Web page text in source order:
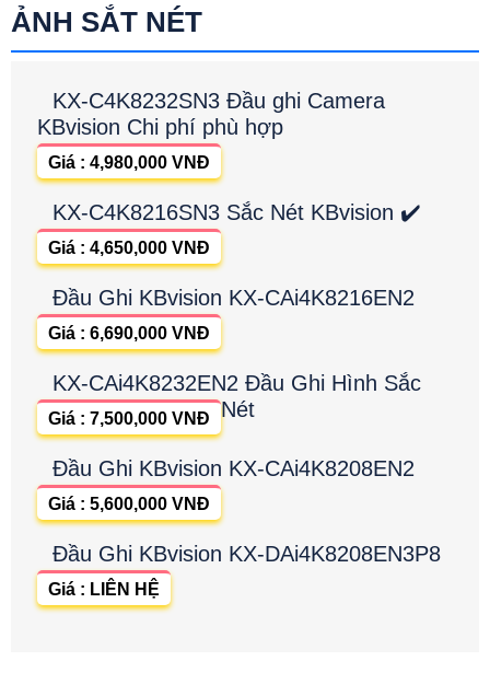
ẢNH SẮT NÉT
KX-C4K8232SN3 Đầu ghi Camera
KBvision Chi phí phù hợp
Giá : 4,980,000 VNĐ
KX-C4K8216SN3 Sắc Nét KBvision ✔️
Giá : 4,650,000 VNĐ
Đầu Ghi KBvision KX-CAi4K8216EN2
Giá : 6,690,000 VNĐ
KX-CAi4K8232EN2 Đầu Ghi Hình Sắc
Nét
Giá : 7,500,000 VNĐ
Đầu Ghi KBvision KX-CAi4K8208EN2
Giá : 5,600,000 VNĐ
Đầu Ghi KBvision KX-DAi4K8208EN3P8
Giá : LIÊN HỆ